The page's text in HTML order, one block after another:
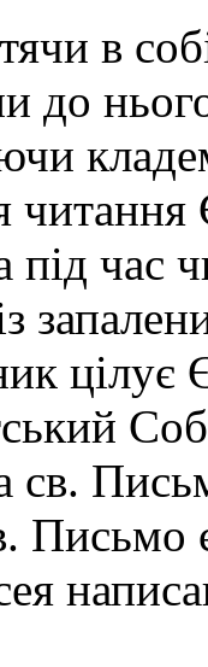
в
до
під час
цілує
св.
Письмо